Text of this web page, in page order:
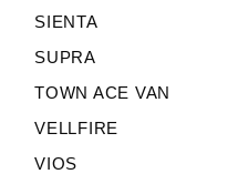
SIENTA
SUPRA
TOWN ACE VAN
VELLFIRE
VIOS